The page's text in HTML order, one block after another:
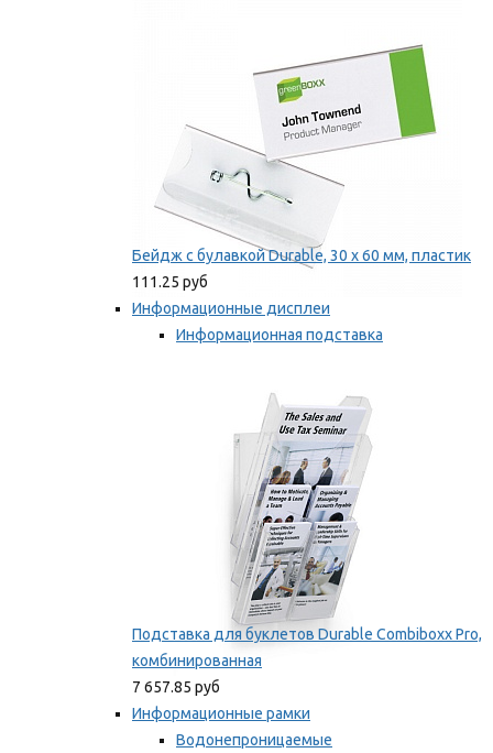
Бейдж с булавкой Durable, 30 х 60 мм, пластик
111.25 руб
Информационные дисплеи
Информационная подставка
Подставка для буклетов Durable Combiboxx Pro,
комбинированная
7 657.85 руб
Информационные рамки
Водонепроницаемые